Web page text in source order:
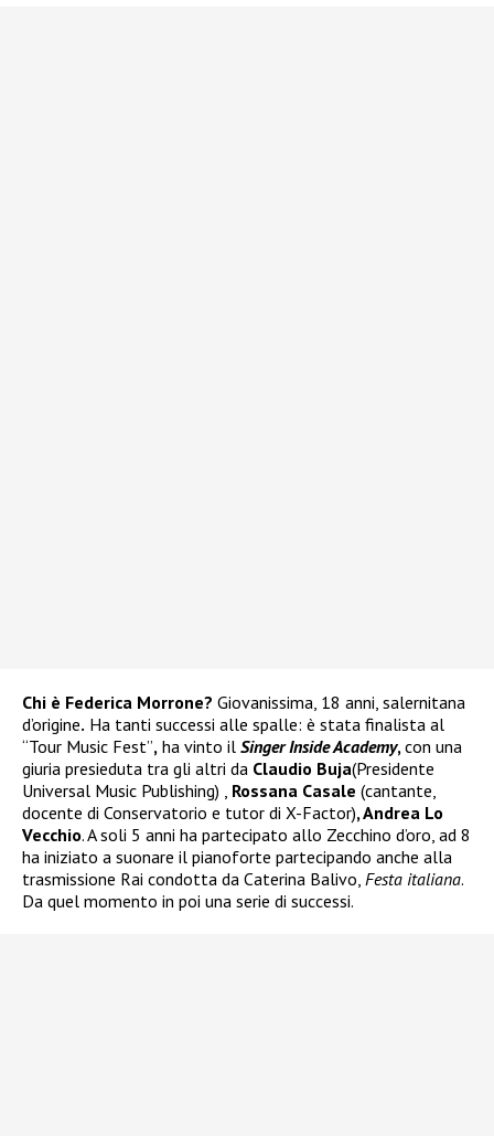
Chi è Federica Morrone? Giovanissima, 18 anni, salernitana
d’origine. Ha tanti successi alle spalle: è stata finalista al
“Tour Music Fest”, ha vinto il Singer Inside Academy, con una
giuria presieduta tra gli altri da Claudio Buja(Presidente
Universal Music Publishing) , Rossana Casale (cantante,
docente di Conservatorio e tutor di X-Factor), Andrea Lo
Vecchio. A soli 5 anni ha partecipato allo Zecchino d’oro, ad 8
ha iniziato a suonare il pianoforte partecipando anche alla
trasmissione Rai condotta da Caterina Balivo, Festa italiana.
Da quel momento in poi una serie di successi.